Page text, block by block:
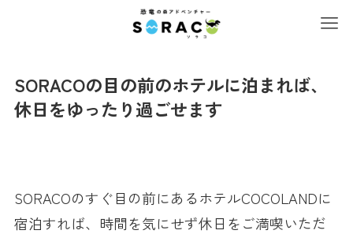
SORACOの目の前のホテルに泊まれば、
休日をゆったり過ごせます
SORACOのすぐ目の前にあるホテルCOCOLANDに
宿泊すれば、時間を気にせず休日をご満喫いただ